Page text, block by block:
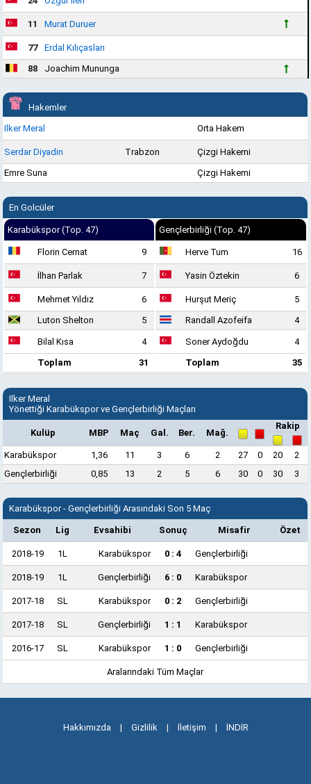
11 Murat Duruer
77
Erdal Kılıçaslan
88
Joachim Mununga
Hakemler
Ilker Meral
Orta Hakem
Serdar Diyadin Trabzon
Çizgi Hakemi
Emre Suna
Çizgi Hakemi
En Golcüler
Karabükspor (Top. 47)
Florin Cernat 9
İlhan Parlak 7
Mehmet Yıldız
6
Luton Shelton
5
Bilal Kısa
4
Toplam
31
Gençlerbirliği (Top. 47)
Herve Tum 16
Yasin Öztekin 6
Hurşut Meriç
5
Randall Azofeifa
4
Soner Aydoğdu
4
Toplam
35
Ilker Meral
Yönettiği Karabükspor ve Gençlerbirliği Maçları
Kulüp MBP Maç Gal. Ber. Mağ.
Rakip
Karabükspor 1,36 11 3 6 2 27 0 20
2
Gençlerbirliği
0,85 13 2 5 6 30 0 30 3
Karabükspor - Gençlerbirliği Arasındaki Son 5 Maç
Sezon Lig Evsahibi Sonuç Misafir Özet
2018-19 1L Karabükspor 0 : 4 Gençlerbirliği
2018-19 1L Gençlerbirliği 6 : 0 Karabükspor
2017-18 SL Karabükspor 0 : 2 Gençlerbirliği
2017-18 SL Gençlerbirliği 1 : 1 Karabükspor
2016-17 SL Karabükspor 1 : 0 Gençlerbirliği
Aralarındaki Tüm Maçlar
Hakkımızda | Gizlilik | İletişim | İNDİR